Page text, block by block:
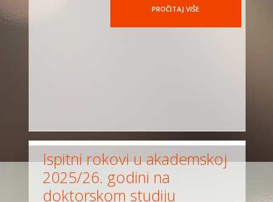
PROČITAJ VIŠE
Ispitni rokovi u akademskoj
2025/26. godini na
doktorskom studiju